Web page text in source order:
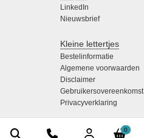
0
LinkedIn
Nieuwsbrief
Kleine lettertjes
Bestelinformatie
Algemene voorwaarden
Disclaimer
Gebruikersovereenkomst
Privacyverklaring